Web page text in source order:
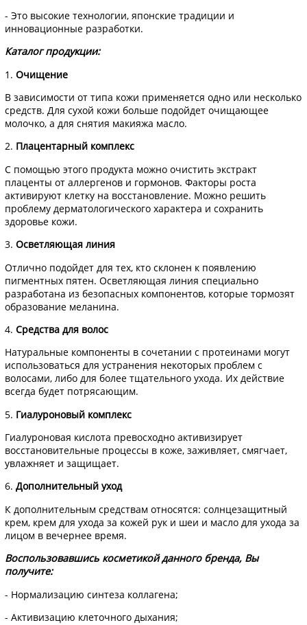
- Это высокие технологии, японские традиции и
инновационные разработки.
Каталог продукции:
1. Очищение
В зависимости от типа кожи применяется одно или несколько
средств. Для сухой кожи больше подойдет очищающее
молочко, а для снятия макияжа масло.
2. Плацентарный комплекс
С помощью этого продукта можно очистить экстракт
плаценты от аллергенов и гормонов. Факторы роста
активируют клетку на восстановление. Можно решить
проблему дерматологического характера и сохранить
здоровье кожи.
3.Осветляющая линия
Отлично подойдет для тех, кто склонен к появлению
пигментных пятен. Осветляющая линия специально
разработана из безопасных компонентов, которые тормозят
образование меланина.
4.Средства для волос
Натуральные компоненты в сочетании с протеинами могут
использоваться для устранения некоторых проблем с
волосами, либо для более тщательного ухода. Их действие
всегда будет потрясающим.
5. Гиалуроновый комплекс
Гиалуроновая кислота превосходно активизирует
восстановительные процессы в коже, заживляет, смягчает,
увлажняет и защищает.
6.Дополнительный уход
К дополнительным средствам относятся: солнцезащитный
крем, крем для ухода за кожей рук и шеи и масло для ухода за
лицом в вечернее время.
Воспользовавшись косметикой данного бренда, Вы
получите:
- Нормализацию синтеза коллагена;
- Активизацию клеточного дыхания;